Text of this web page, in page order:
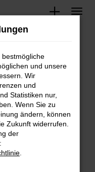
können:
deine
Beispiel deine
und unsere
Wir
und
Statistiken nur,
Wenn Sie zu
ändern, können
Zukunft widerrufen.
der